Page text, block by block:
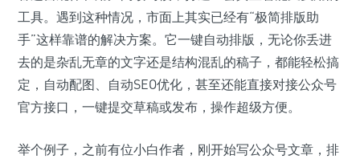
工具。遇到这种情况，市面上其实已经有“极简排版助
手”这样靠谱的解决方案。它一键自动排版，无论你丢进
去的是杂乱无章的文字还是结构混乱的稿子，都能轻松搞
定，自动配图、自动SEO优化，甚至还能直接对接公众号
官方接口，一键提交草稿或发布，操作超级方便。
举个例子，之前有位小白作者，刚开始写公众号文章，排